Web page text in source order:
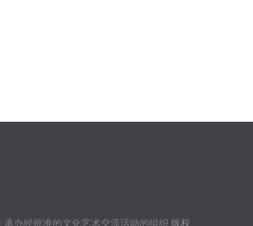
承办经批准的文化艺术交流活动的组织 版权